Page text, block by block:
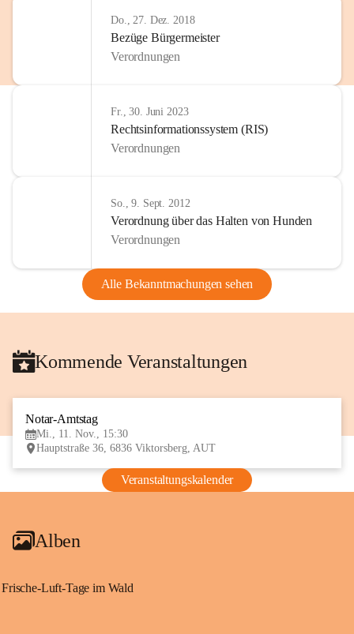
Do., 27. Dez. 2018
Bezüge Bürgermeister
Verordnungen
Fr., 30. Juni 2023
Rechtsinformationssystem (RIS)
Verordnungen
So., 9. Sept. 2012
Verordnung über das Halten von Hunden
Verordnungen
Alle Bekanntmachungen sehen
Kommende Veranstaltungen
Notar-Amtstag
Mi., 11. Nov., 15:30
Hauptstraße 36, 6836 Viktorsberg, AUT
Veranstaltungskalender
Alben
Frische-Luft-Tage im Wald